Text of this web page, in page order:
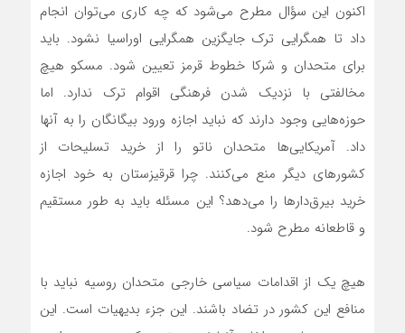
اکنون این سؤال مطرح می‌شود که چه کاری می‌توان انجام
داد تا همگرایی ترک جایگزین همگرایی اوراسیا نشود. باید
برای متحدان و شرکا خطوط قرمز تعیین شود. مسکو هیچ
مخالفتی با نزدیک شدن فرهنگی اقوام ترک ندارد. اما
حوزه‌هایی وجود دارند که نباید اجازه ورود بیگانگان را به آنها
داد. آمریکایی‌ها متحدان ناتو را از خرید تسلیحات از
کشورهای دیگر منع می‌کنند. چرا قرقیزستان به خود اجازه
خرید بیرق‌دارها را می‌دهد؟ این مسئله باید به طور مستقیم
و قاطعانه مطرح شود.
هیچ یک از اقدامات سیاسی خارجی متحدان روسیه نباید با
منافع این کشور در تضاد باشند. این جزء بدیهیات است. این